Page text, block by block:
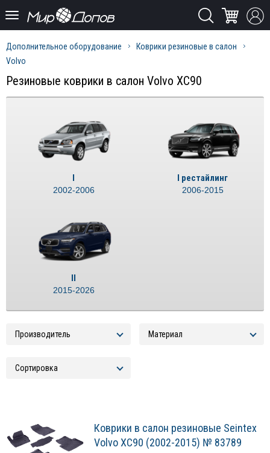
Дополнительное оборудование
Коврики резиновые в салон
Volvo
Резиновые коврики в салон Volvo XC90
I
2002-2006
I рестайлинг
2006-2015
II
2015-2026
Коврики в салон резиновые Seintex
Volvo XC90 (2002-2015) № 83789